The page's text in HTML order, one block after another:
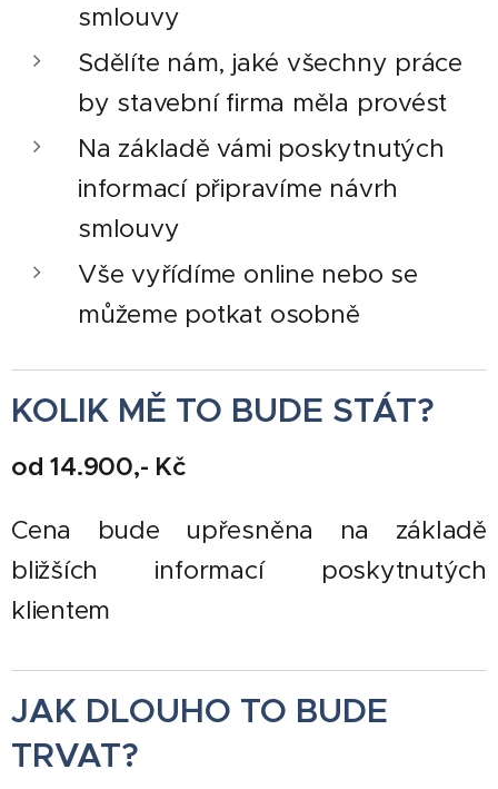
smlouvy
Sdělíte nám, jaké všechny práce
by stavební firma měla provést
Na základě vámi poskytnutých
informací připravíme návrh
smlouvy
Vše vyřídíme online nebo se
můžeme potkat osobně
KOLIK MĚ TO BUDE STÁT?
od 14.900,- Kč
Cena bude upřesněna na základě
bližších informací poskytnutých
klientem
JAK DLOUHO TO BUDE
TRVAT?